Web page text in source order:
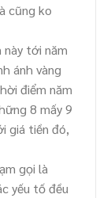
cũng ko
này tới năm
ánh vàng
điểm năm
8 mấy 9
giá tiền đó,
gọi là
yếu tố đều